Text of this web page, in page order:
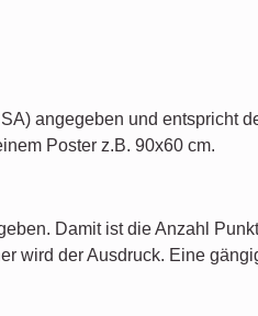
angegeben und entspricht
Poster z.B. 90x60 cm.
Damit ist die Anzahl
wird der Ausdruck. Eine